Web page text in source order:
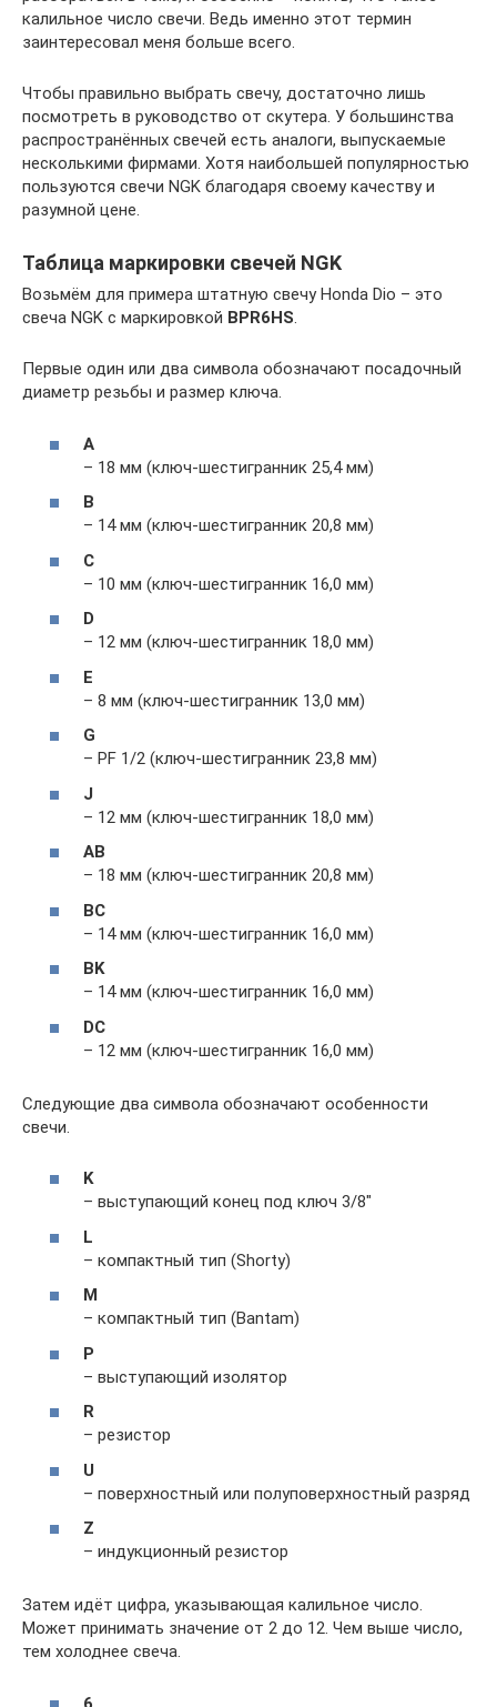
калильное число свечи. Ведь именно этот термин
заинтересовал меня больше всего.
Чтобы правильно выбрать свечу, достаточно лишь
посмотреть в руководство от скутера. У большинства
распространённых свечей есть аналоги, выпускаемые
несколькими фирмами. Хотя наибольшей популярностью
пользуются свечи NGK благодаря своему качеству и
разумной цене.
Таблица маркировки свечей NGK
Возьмём для примера штатную свечу Honda Dio – это
свеча NGK с маркировкой BPR6HS.
Первые один или два символа обозначают посадочный
диаметр резьбы и размер ключа.
A
– 18 мм (ключ-шестигранник 25,4 мм)
B
– 14 мм (ключ-шестигранник 20,8 мм)
C
– 10 мм (ключ-шестигранник 16,0 мм)
D
– 12 мм (ключ-шестигранник 18,0 мм)
E
– 8 мм (ключ-шестигранник 13,0 мм)
G
– PF 1/2 (ключ-шестигранник 23,8 мм)
J
– 12 мм (ключ-шестигранник 18,0 мм)
AB
– 18 мм (ключ-шестигранник 20,8 мм)
BC
– 14 мм (ключ-шестигранник 16,0 мм)
BK
– 14 мм (ключ-шестигранник 16,0 мм)
DC
– 12 мм (ключ-шестигранник 16,0 мм)
Следующие два символа обозначают особенности
свечи.
K
– выступающий конец под ключ 3/8″
L
– компактный тип (Shorty)
M
– компактный тип (Bantam)
P
– выступающий изолятор
R
– резистор
U
– поверхностный или полуповерхностный разряд
Z
– индукционный резистор
Затем идёт цифра, указывающая калильное число.
Может принимать значение от 2 до 12. Чем выше число,
тем холоднее свеча.